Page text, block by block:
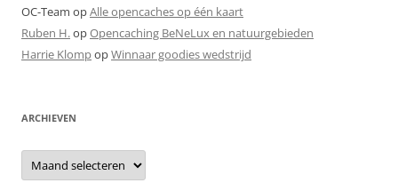
OC-Team opAlle opencaches op één kaart
Ruben H.opOpencaching BeNeLux en natuurgebieden
Harrie KlompopWinnaar goodies wedstrijd
ARCHIEVEN
Archieven